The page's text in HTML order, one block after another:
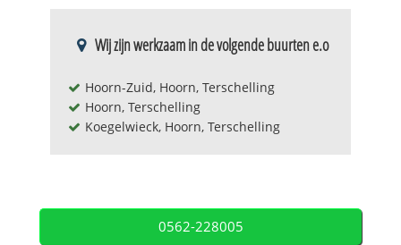
Wij zijn werkzaam in de volgende buurten e.o
Hoorn-Zuid, Hoorn, Terschelling
Hoorn, Terschelling
Koegelwieck, Hoorn, Terschelling
0562-228005